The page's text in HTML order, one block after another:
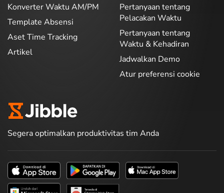
Konverter Waktu AM/PM
Template Absensi
Aset Time Tracking
Artikel
Pertanyaan tentang
Pelacakan Waktu
Pertanyaan tentang
Waktu & Kehadiran
Jadwalkan Demo
Atur preferensi cookie
Segera optimalkan produktivitas tim Anda